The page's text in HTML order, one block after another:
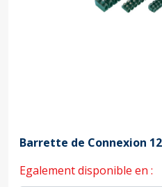
Barrette de Connexion
Egalement disponible en :